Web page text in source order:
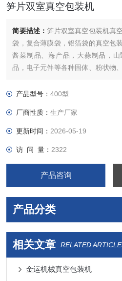
笋片双室真空包装机
简要描述：笋片双室真空包装机真
袋，复合薄膜袋，铝箔袋的真空包
酱菜制品、海产品，大蒜制品，
品，电子元件等各种固体、粉状物
产品型号：400型
厂商性质：生产厂家
更新时间： 2026-05-19
访 问 量： 2322
产品咨询
产品分类
相关文章 RELATED
金运机械真空包装机